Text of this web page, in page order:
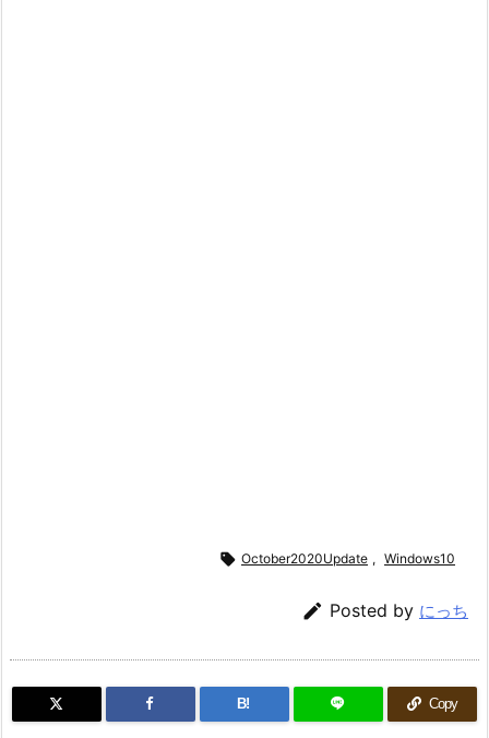
 October2020Update , Windows10
 Posted by にっち
B! Copy